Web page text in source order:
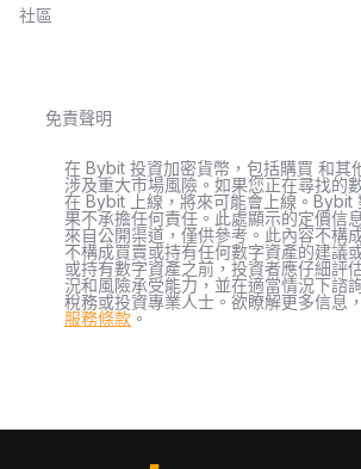
社區
免責聲明
在 Bybit 投資加密貨幣，包括購買 和其
涉及重大市場風險。如果您正在尋找的
在 Bybit 上線，將來可能會上線。Bybit
果不承擔任何責任。此處顯示的定價信
來自公開渠道，僅供參考。此內容不構
不構成買賣或持有任何數字資產的建議
或持有數字資產之前，投資者應仔細評
況和風險承受能力，並在適當情況下諮
稅務或投資專業人士。欲瞭解更多信息
服務條款 。